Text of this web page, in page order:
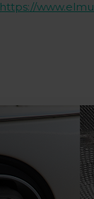
https://